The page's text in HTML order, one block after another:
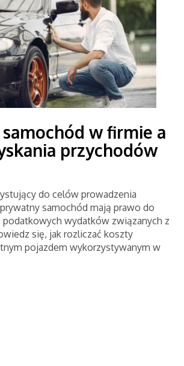
w firmie a
przychodów
do celów prowadzenia
samochód mają prawo do
wydatków związanych z
się, jak rozliczać koszty
pojazdem wykorzystywanym w